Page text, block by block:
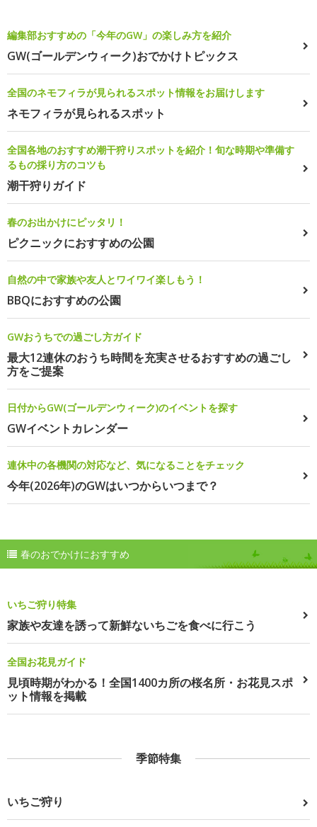
編集部おすすめの「今年のGW」の楽しみ方を紹介
GW(ゴールデンウィーク)おでかけトピックス
全国のネモフィラが見られるスポット情報をお届けします
ネモフィラが見られるスポット
全国各地のおすすめ潮干狩りスポットを紹介！旬な時期や準備す
るもの採り方のコツも
潮干狩りガイド
春のお出かけにピッタリ！
ピクニックにおすすめの公園
自然の中で家族や友人とワイワイ楽しもう！
BBQにおすすめの公園
GWおうちでの過ごし方ガイド
最大12連休のおうち時間を充実させるおすすめの過ごし
方をご提案
日付からGW(ゴールデンウィーク)のイベントを探す
GWイベントカレンダー
連休中の各機関の対応など、気になることをチェック
今年(2026年)のGWはいつからいつまで？
春のおでかけにおすすめ
いちご狩り特集
家族や友達を誘って新鮮ないちごを食べに行こう
全国お花見ガイド
見頃時期がわかる！全国1400カ所の桜名所・お花見スポ
ット情報を掲載
季節特集
いちご狩り